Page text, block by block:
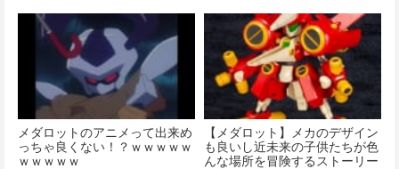
メダロットのアニメって出来め
っちゃ良くない！？ｗｗｗｗｗ
ｗｗｗｗｗ
【メダロット】メカのデザイン
も良いし近未来の子供たちが色
んな場所を冒険するストーリー